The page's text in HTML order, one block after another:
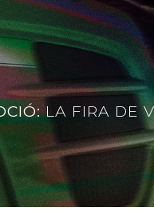
LA FIRA DE